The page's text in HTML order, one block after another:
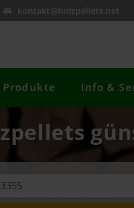
kontakt@holzpellets.net
Produkte Info &